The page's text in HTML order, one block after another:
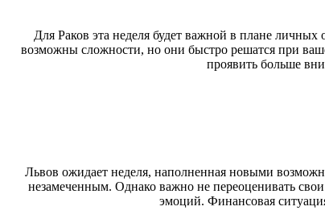
Для Раков эта неделя будет важной в плане
возможны сложности, но они быстро решатся при
проявить больше
Львов ожидает неделя, наполненная новыми
незамеченным. Однако важно не переоценивать
эмоций. Финансовая